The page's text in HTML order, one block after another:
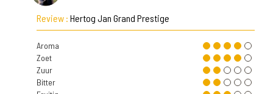
Review : Hertog Jan Grand Prestige
Aroma
Zoet
Zuur
Bitter